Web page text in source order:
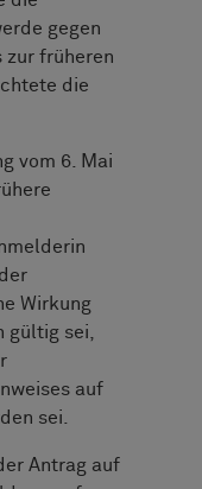
gegen
zur früheren
die
vom 6. Mai
Wirkung
gültig sei,
auf
sei.
Antrag auf